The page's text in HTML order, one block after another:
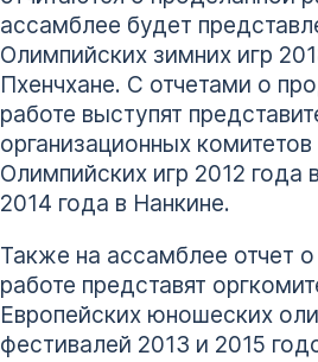
ассамблее будет
Олимпийских зимних игр
Пхенчхане. С отчетами о
работе выступят
организационных
Олимпийских игр 2012 года
2014 года в Нанкине.
Также на ассамблее отчет
работе представят
Европейских юношеских
фестивалей 2013 и 2015